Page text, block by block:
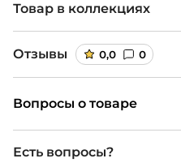
Товар в коллекциях
Отзывы 0,0 0
Вопросы о товаре
Есть вопросы?